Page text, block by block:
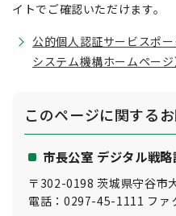
イトでご確認いただけます。
公的個人認証サービスポ
システム機構ホームページ
このページに関する
市長公室 デジタル戦略
〒302-0198 茨城県守谷市
電話：0297-45-1111 フ